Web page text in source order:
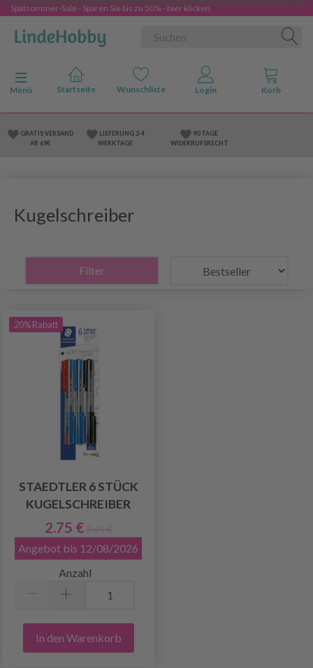
Spätsommer-Sale - Sparen Sie bis zu 50% - hier klicken
Anzeige ändern
Menü
GRATIS VERSAND
AB 69€
LIEFERUNG 2-4
WERKTAGE
90 TAGE
WIDERRUFSRECHT
Kugelschreiber
Filter
20% Rabatt
STAEDTLER 6 STÜCK
KUGELSCHREIBER
2.75 € 3.45 €
Angebot bis 12/08/2026
Anzahl
In den Warenkorb